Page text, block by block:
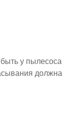
у пылесоса
должна